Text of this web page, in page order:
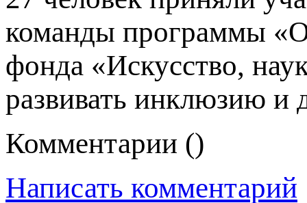
команды программы
фонда «Искусство,
развивать инклюзию и
Комментарии ()
Написать комментарий